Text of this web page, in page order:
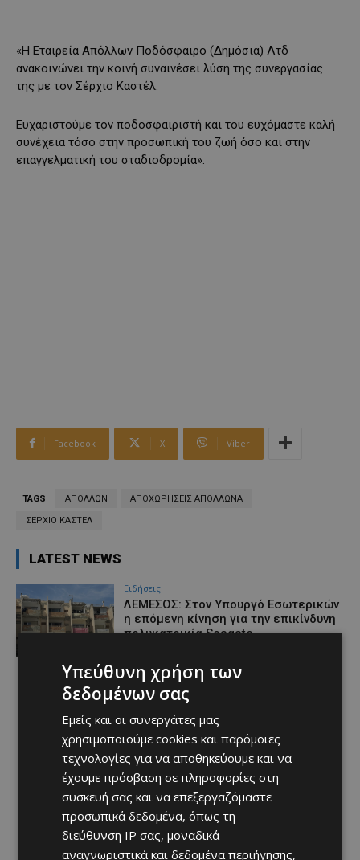
«Η Εταιρεία Απόλλων Ποδόσφαιρο (Δημόσια) Λτδ
ανακοινώνει την κοινή συναινέσει λύση της συνεργασίας
της με τον Σέρχιο Καστέλ.
Ευχαριστούμε τον ποδοσφαιριστή και του ευχόμαστε καλή
συνέχεια τόσο στην προσωπική του ζωή όσο και στην
επαγγελματική του σταδιοδρομία».
Facebook X Viber
TAGS ΑΠΟΛΛΩΝ ΑΠΟΧΩΡΗΣΕΙΣ ΑΠΟΛΛΩΝΑ
ΣΕΡΧΙΟ ΚΑΣΤΕΛ
LATEST NEWS
Ειδήσεις
ΛΕΜΕΣΟΣ: Στον Υπουργό Εσωτερικών
η επόμενη κίνηση για την επικίνδυνη
πολυκατοικία Seagate
Υπεύθυνη χρήση των
δεδομένων σας
Εμείς και οι συνεργάτες μας
χρησιμοποιούμε cookies και παρόμοιες
τεχνολογίες για να αποθηκεύουμε και να
έχουμε πρόσβαση σε πληροφορίες στη
συσκευή σας και να επεξεργαζόμαστε
προσωπικά δεδομένα, όπως τη
διεύθυνση IP σας, μοναδικά
αναγνωριστικά και δεδομένα περιήγησης,